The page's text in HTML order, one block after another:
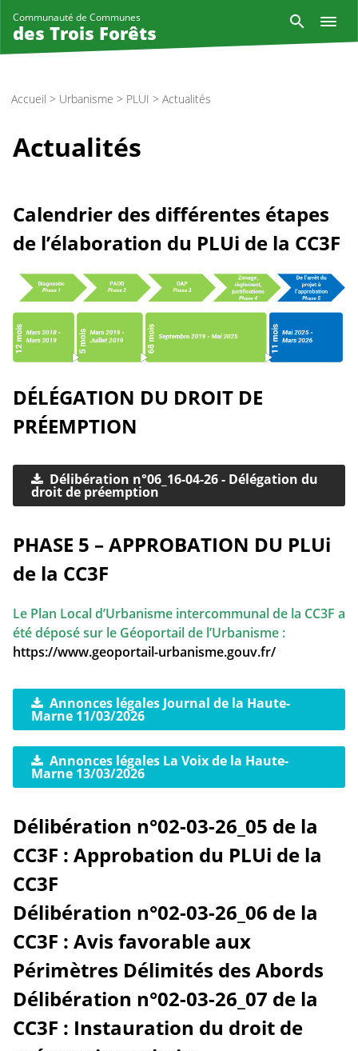
Communauté de Communes
des Trois Forêts
Accueil > Urbanisme > PLUI > Actualités
Actualités
Calendrier des différentes étapes
de l’élaboration du PLUi de la CC3F
DÉLÉGATION DU DROIT DE
PRÉEMPTION
Délibération n°06_16-04-26 - Délégation du
droit de préemption
PHASE 5 – APPROBATION DU PLUi
de la CC3F
Le Plan Local d’Urbanisme intercommunal de la CC3F a
été déposé sur le Géoportail de l’Urbanisme :
https://www.geoportail-urbanisme.gouv.fr/
Annonces légales Journal de la Haute-
Marne 11/03/2026
Annonces légales La Voix de la Haute-
Marne 13/03/2026
Délibération n°02-03-26_05 de la
CC3F : Approbation du PLUi de la
CC3F
Délibération n°02-03-26_06 de la
CC3F : Avis favorable aux
Périmètres Délimités des Abords
Délibération n°02-03-26_07 de la
CC3F : Instauration du droit de